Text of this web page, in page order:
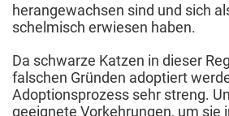
herangewachsen sind und sich
schelmisch erwiesen haben.
Da schwarze Katzen in dieser
falschen Gründen adoptiert
Adoptionsprozess sehr streng.
geeignete Vorkehrungen, um sie